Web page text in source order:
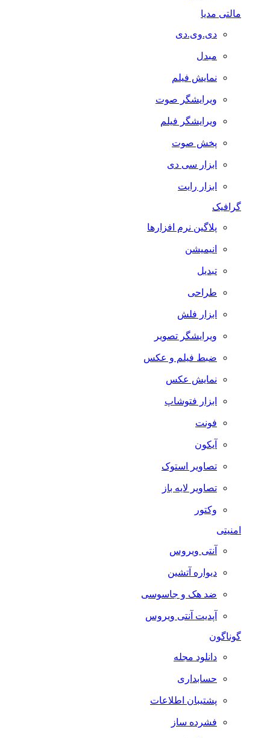
مالتی مدیا
دی.وی.دی
مبدل
نمایش فیلم
ویرایشگر صوت
ویرایشگر فیلم
پخش صوت
ابزار سی دی
ابزار رایت
گرافیک
پلاگین نرم افزارها
انیمیشن
تبدیل
طراحی
ابزار فلش
ویرایشگر تصویر
ضبط فيلم و عكس
نمایش عکس
ابزار فتوشاپ
فونت
آیکون
تصاویر استوک
تصاویر لایه باز
وکتور
امنیتی
آنتی ویروس
دیواره آتشین
ضد هک و جاسوسی
آپدیت آنتی ویروس
گوناگون
دانلود مجله
حسابداری
پشتیبان اطلاعات
فشرده ساز